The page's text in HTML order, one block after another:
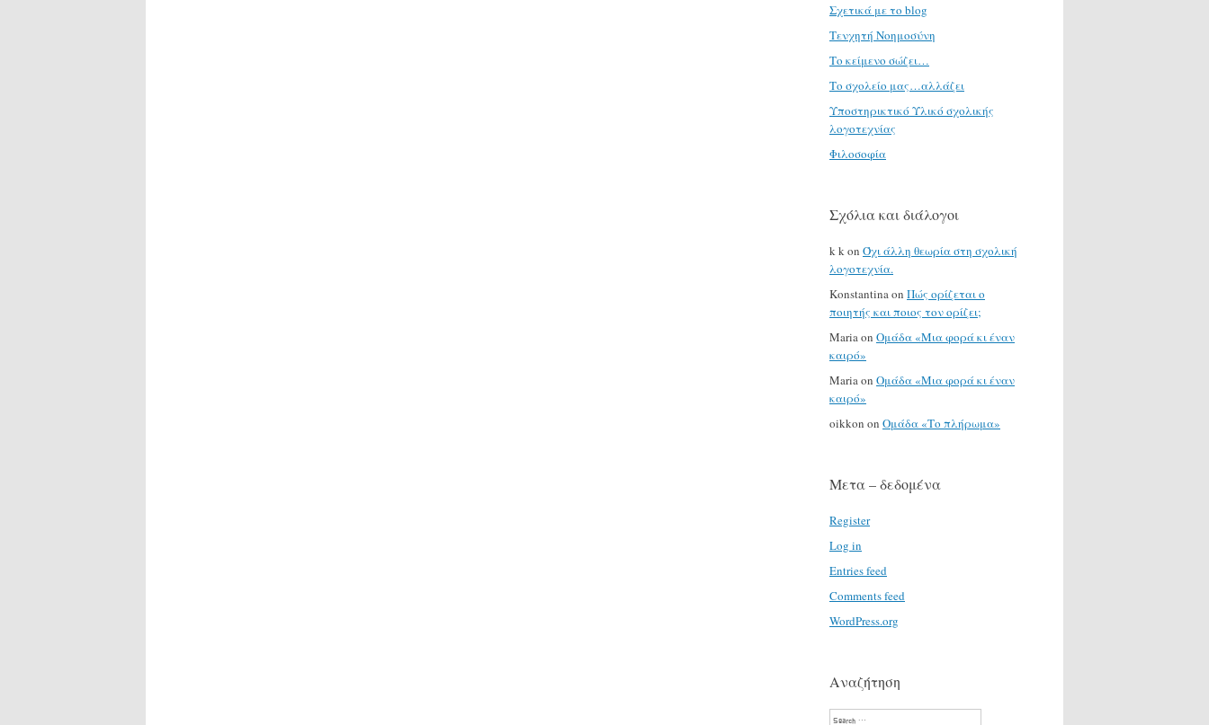
Σχετικά με το blog
Τενχητή Νοημοσύνη
Το κείμενο σώζει…
Το σχολείο μας…αλλάζει
Υποστηρικτικό Υλικό σχολικής
λογοτεχνίας
Φιλοσοφία
Σχόλια και διάλογοι
k kon Όχι άλλη θεωρία στη σχολική
λογοτεχνία.
Konstantinaon Πώς ορίζεται ο
ποιητής και ποιος τον ορίζει;
Mariaon Ομάδα «Μια φορά κι έναν
καιρό»
Mariaon Ομάδα «Μια φορά κι έναν
καιρό»
oikkon on Ομάδα «Το πλήρωμα»
Μετα – δεδομένα
Register
Log in
Entries feed
Comments feed
WordPress.org
Αναζήτηση
Search